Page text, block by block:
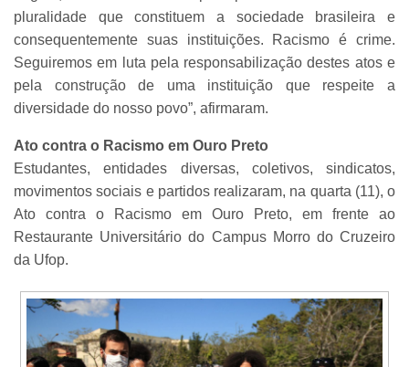
pluralidade que constituem a sociedade brasileira e
consequentemente suas instituições. Racismo é crime.
Seguiremos em luta pela responsabilização destes atos e
pela construção de uma instituição que respeite a
diversidade do nosso povo”, afirmaram.
Ato contra o Racismo em Ouro Preto
Estudantes, entidades diversas, coletivos, sindicatos,
movimentos sociais e partidos realizaram, na quarta (11), o
Ato contra o Racismo em Ouro Preto, em frente ao
Restaurante Universitário do Campus Morro do Cruzeiro
da Ufop.